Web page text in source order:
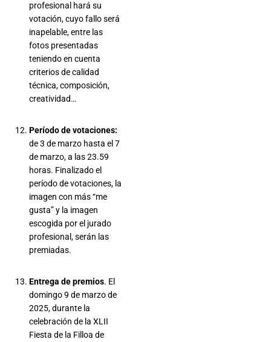
profesional hará su
votación, cuyo fallo será
inapelable, entre las
fotos presentadas
teniendo en cuenta
criterios de calidad
técnica, composición,
creatividad…
Período de votaciones:
de 3 de marzo hasta el 7
de marzo, a las 23.59
horas. Finalizado el
período de votaciones, la
imagen con más “me
gusta” y la imagen
escogida por el jurado
profesional, serán las
premiadas.
Entrega de premios. El
domingo 9 de marzo de
2025, durante la
celebración de la XLII
Fiesta de la Filloa de